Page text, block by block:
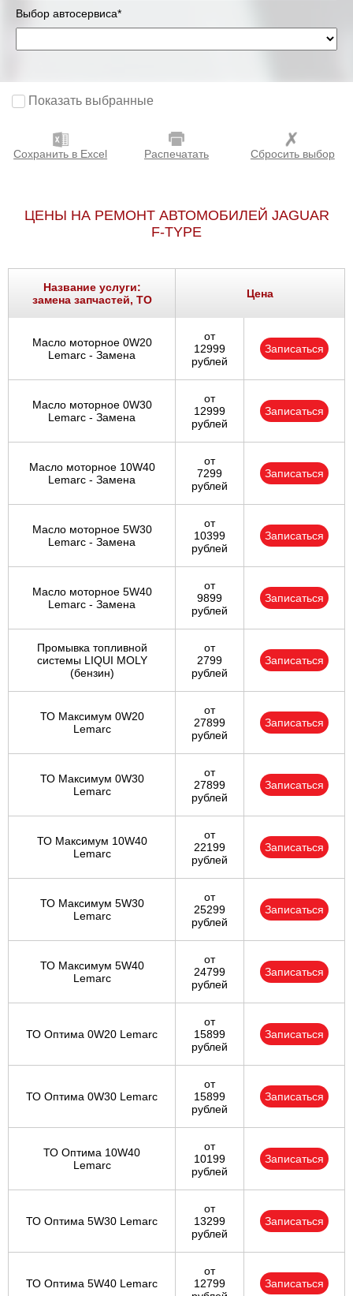
Выбор автосервиса*
Показать выбранные
Сохранить в Excel Распечатать Сбросить выбор
ЦЕНЫ НА РЕМОНТ АВТОМОБИЛЕЙ JAGUAR
F-TYPE
Название услуги:
замена запчастей, ТО
Цена
Масло моторное 0W20
Lemarc - Замена
от
12999
рублей
Записаться
Масло моторное 0W30
Lemarc - Замена
от
12999
рублей
Записаться
Масло моторное 10W40
Lemarc - Замена
от
7299
рублей
Записаться
Масло моторное 5W30
Lemarc - Замена
от
10399
рублей
Записаться
Масло моторное 5W40
Lemarc - Замена
от
9899
рублей
Записаться
Промывка топливной
системы LIQUI MOLY
(бензин)
от
2799
рублей
Записаться
ТО Максимум 0W20
Lemarc
от
27899
рублей
Записаться
ТО Максимум 0W30
Lemarc
от
27899
рублей
Записаться
ТО Максимум 10W40
Lemarc
от
22199
рублей
Записаться
ТО Максимум 5W30
Lemarc
от
25299
рублей
Записаться
ТО Максимум 5W40
Lemarc
от
24799
рублей
Записаться
ТО Оптима 0W20 Lemarc
от
15899
рублей
Записаться
ТО Оптима 0W30 Lemarc
от
15899
рублей
Записаться
ТО Оптима 10W40
Lemarc
от
10199
рублей
Записаться
ТО Оптима 5W30 Lemarc
от
13299
рублей
Записаться
ТО Оптима 5W40 Lemarc
от
12799
Записаться